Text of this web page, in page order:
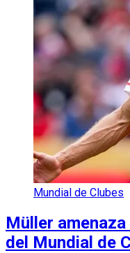
Mundial de Clubes
Müller
del Mundial de